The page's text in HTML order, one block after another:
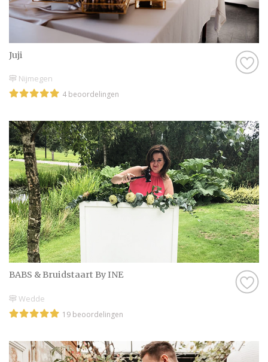
Juji
Nijmegen
4 beoordelingen
BABS & Bruidstaart By INE
Wedde
19 beoordelingen